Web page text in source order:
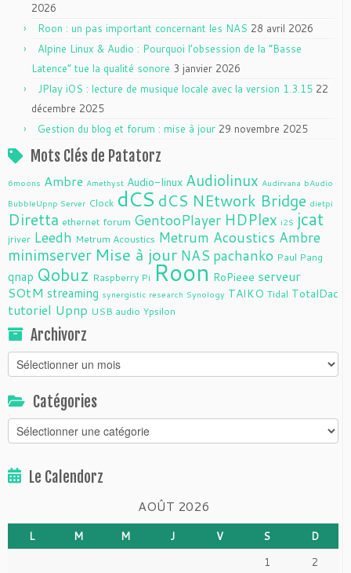
2026
Roon : un pas important concernant les NAS 28 avril 2026
Alpine Linux & Audio : Pourquoi l’obsession de la “Basse
Latence” tue la qualité sonore 3 janvier 2026
JPlay iOS : lecture de musique locale avec la version 1.3.15 22
décembre 2025
Gestion du blog et forum : mise à jour 29 novembre 2025
Mots Clés de Patatorz
6moons Ambre Amethyst Audio-linux Audiolinux Audirvana bAudio
BubbleUpnp Server Clock dCS dCS NEtwork Bridge dietpi
Diretta ethernet forum GentooPlayer HDPlex i2S jcat
jriver Leedh Metrum Acoustics Metrum Acoustics Ambre
minimserver Mise à jour NAS pachanko Paul Pang
qnap Qobuz Raspberry Pi Roon RoPieee serveur
SOtM streaming synergistic research Synology TAIKO Tidal TotalDac
tutoriel Upnp USB audio Ypsilon
Archivorz
Archivorz
Catégories
Catégories
Le Calendorz
AOÛT 2026
L M M J V S
D
1
2